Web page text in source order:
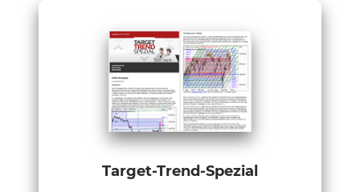
Target-Trend-Spezial